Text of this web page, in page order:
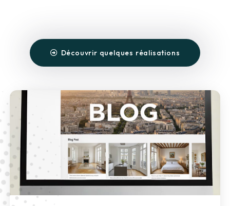
Découvrir quelques réalisations